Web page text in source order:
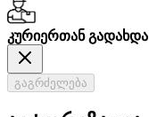
კურიერთან გადახდა
გაგრძელება